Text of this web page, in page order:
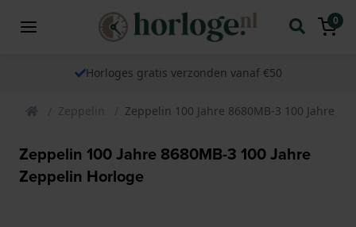
0
Horloges gratis verzonden vanaf €50
Zeppelin Zeppelin 100 Jahre 8680MB-3 100 Jahre
Zeppelin 100 Jahre 8680MB-3 100 Jahre
Zeppelin Horloge